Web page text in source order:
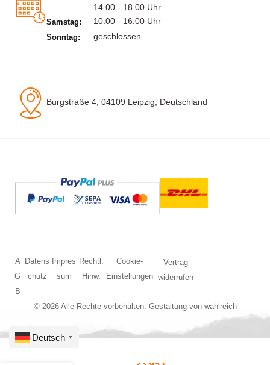
14.00 - 18.00 Uhr
Samstag: 10.00 - 16.00 Uhr
Sonntag: geschlossen
Burgstraße 4, 04109 Leipzig, Deutschland
© 2026 Alle Rechte vorbehalten. Gestaltung von wahlreich
A
G
B
Datens
chutz
Impres
sum
Rechtl.
Hinw.
Cookie-
Einstellungen
Vertrag
widerrufen
Deutsch ▼